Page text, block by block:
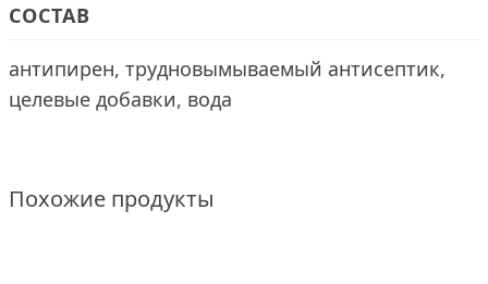
СОСТАВ
антипирен, трудновымываемый антисептик,
целевые добавки, вода
Похожие продукты